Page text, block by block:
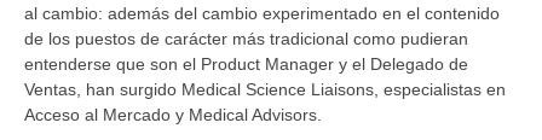
al cambio: además del cambio experimentado en el contenido
de los puestos de carácter más tradicional como pudieran
entenderse que son el Product Manager y el Delegado de
Ventas, han surgido Medical Science Liaisons, especialistas en
Acceso al Mercado y Medical Advisors.